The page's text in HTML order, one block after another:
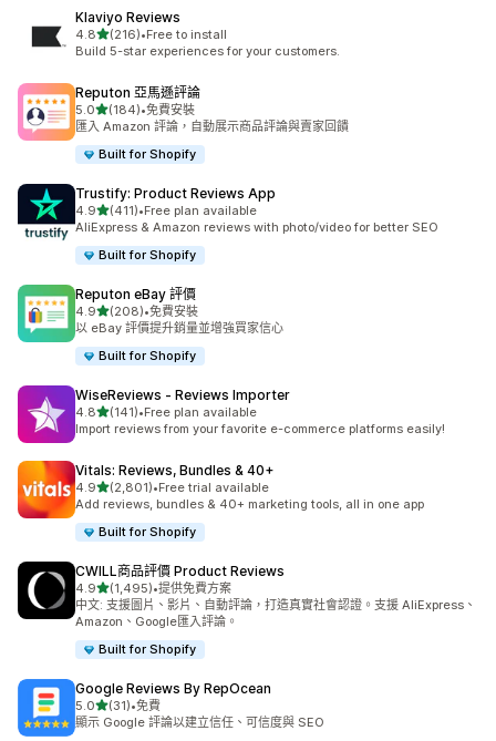
Klaviyo Reviews
4.8滿分 5 顆星
(216)
共有 216 則評價
•Free to install
Build 5-star experiences for your customers.
Reputon 亞馬遜評論
5.0滿分 5 顆星
(184)
共有 184 則評價
•免費安裝
匯入 Amazon 評論，自動展示商品評論與賣家回饋
Built for Shopify
Trustify: Product Reviews App
4.9滿分 5 顆星
(411)
共有 411 則評價
•Free plan available
AliExpress & Amazon reviews with photo/video for better SEO
Built for Shopify
Reputon eBay 評價
4.9滿分 5 顆星
(208)
共有 208 則評價
•免費安裝
以 eBay 評價提升銷量並增強買家信心
Built for Shopify
WiseReviews ‑ Reviews Importer
4.8滿分 5 顆星
(141)
共有 141 則評價
•Free plan available
Import reviews from your favorite e-commerce platforms easily!
Vitals: Reviews, Bundles & 40+
4.9滿分 5 顆星
(2,801)
共有 2801 則評價
•Free trial available
Add reviews, bundles & 40+ marketing tools, all in one app
Built for Shopify
CWILL商品評價 Product Reviews
4.9滿分 5 顆星
(1,495)
共有 1495 則評價
•提供免費方案
中文: 支援圖片、影片、自動評論，打造真實社會認證。支援 AliExpress、
Amazon、Google匯入評論。
Built for Shopify
Google Reviews By RepOcean
5.0滿分 5 顆星
(31)
共有 31 則評價
•免費
顯示 Google 評論以建立信任、可信度與 SEO